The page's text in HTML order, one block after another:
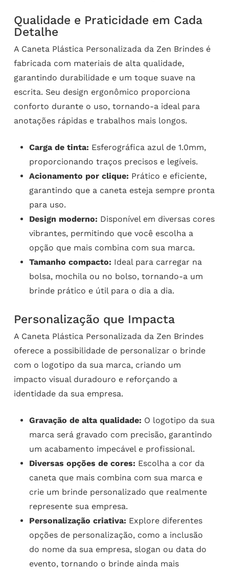
Qualidade e Praticidade em Cada
Detalhe
A Caneta Plástica Personalizada da Zen Brindes é
fabricada com materiais de alta qualidade,
garantindo durabilidade e um toque suave na
escrita. Seu design ergonômico proporciona
conforto durante o uso, tornando-a ideal para
anotações rápidas e trabalhos mais longos.
Carga de tinta: Esferográfica azul de 1.0mm,
proporcionando traços precisos e legíveis.
Acionamento por clique: Prático e eficiente,
garantindo que a caneta esteja sempre pronta
para uso.
Design moderno: Disponível em diversas cores
vibrantes, permitindo que você escolha a
opção que mais combina com sua marca.
Tamanho compacto: Ideal para carregar na
bolsa, mochila ou no bolso, tornando-a um
brinde prático e útil para o dia a dia.
Personalização que Impacta
A Caneta Plástica Personalizada da Zen Brindes
oferece a possibilidade de personalizar o brinde
com o logotipo da sua marca, criando um
impacto visual duradouro e reforçando a
identidade da sua empresa.
Gravação de alta qualidade: O logotipo da sua
marca será gravado com precisão, garantindo
um acabamento impecável e profissional.
Diversas opções de cores: Escolha a cor da
caneta que mais combina com sua marca e
crie um brinde personalizado que realmente
represente sua empresa.
Personalização criativa: Explore diferentes
opções de personalização, como a inclusão
do nome da sua empresa, slogan ou data do
evento, tornando o brinde ainda mais